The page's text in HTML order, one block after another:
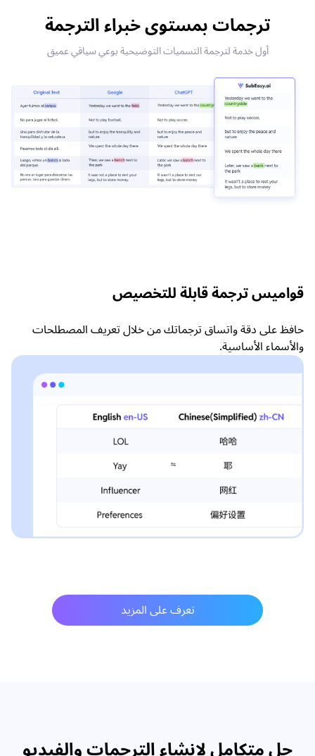
ترجمات بمستوى خبراء الترجمة
أول خدمة لترجمة التسميات التوضيحية بوعي سياقي عميق
قواميس ترجمة قابلة للتخصيص
حافظ على دقة واتساق ترجماتك من خلال تعريف المصطلحات
والأسماء الأساسية.
تعرف على المزيد
حل متكامل لإنشاء الترجمات والفيديو